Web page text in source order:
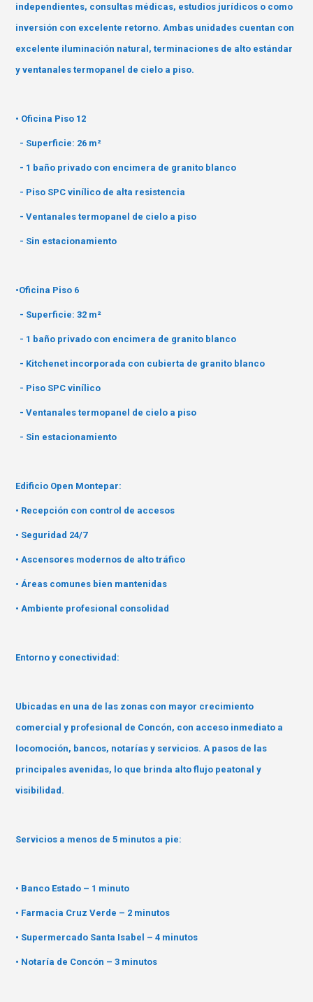
independientes, consultas médicas, estudios jurídicos o como
inversión con excelente retorno. Ambas unidades cuentan con
excelente iluminación natural, terminaciones de alto estándar
y ventanales termopanel de cielo a piso.
• Oficina Piso 12
- Superficie: 26 m²
- 1 baño privado con encimera de granito blanco
- Piso SPC vinílico de alta resistencia
- Ventanales termopanel de cielo a piso
- Sin estacionamiento
•Oficina Piso 6
- Superficie: 32 m²
- 1 baño privado con encimera de granito blanco
- Kitchenet incorporada con cubierta de granito blanco
- Piso SPC vinílico
- Ventanales termopanel de cielo a piso
- Sin estacionamiento
Edificio Open Montepar:
• Recepción con control de accesos
• Seguridad 24/7
• Ascensores modernos de alto tráfico
• Áreas comunes bien mantenidas
• Ambiente profesional consolidad
Entorno y conectividad:
Ubicadas en una de las zonas con mayor crecimiento
comercial y profesional de Concón, con acceso inmediato a
locomoción, bancos, notarías y servicios. A pasos de las
principales avenidas, lo que brinda alto flujo peatonal y
visibilidad.
Servicios a menos de 5 minutos a pie:
• Banco Estado – 1 minuto
• Farmacia Cruz Verde – 2 minutos
• Supermercado Santa Isabel – 4 minutos
• Notaría de Concón – 3 minutos